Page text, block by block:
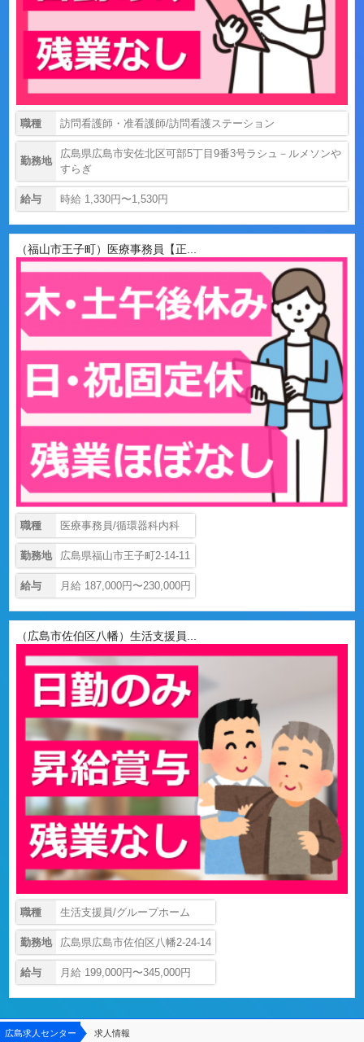
職種 訪問看護師・准看護師/訪問看護ステーション
勤務地
広島県広島市安佐北区可部5丁目9番3号ラシュ－ルメソンや
すらぎ
給与 時給 1,330円〜1,530円
（福山市王子町）医療事務員【正...
職種 医療事務員/循環器科内科
勤務地 広島県福山市王子町2-14-11
給与 月給 187,000円〜230,000円
（広島市佐伯区八幡）生活支援員...
職種 生活支援員/グループホーム
勤務地 広島県広島市佐伯区八幡2-24-14
給与 月給 199,000円〜345,000円
広島求人センター 求人情報